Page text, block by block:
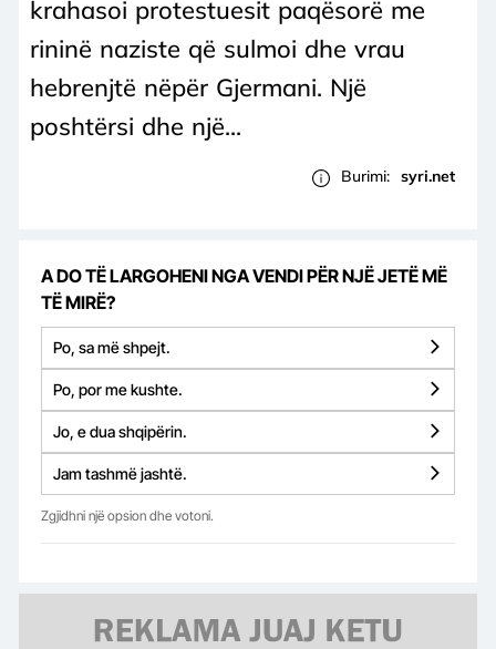
krahasoi protestuesit paqësorë me
rininë naziste që sulmoi dhe vrau
hebrenjtë nëpër Gjermani. Një
poshtërsi dhe një...
Burimi: syri.net
A DO TË LARGOHENI NGA VENDI PËR NJË JETË MË
TË MIRË?
Po, sa më shpejt.
Po, por me kushte.
Jo, e dua shqipërin.
Jam tashmë jashtë.
Zgjidhni një opsion dhe votoni.